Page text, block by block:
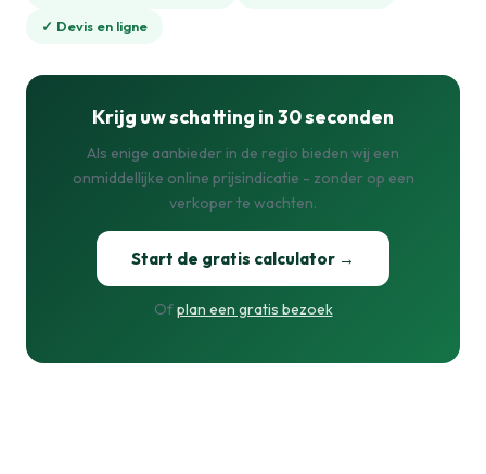
✓ Devis en ligne
Krijg uw schatting in 30 seconden
Als enige aanbieder in de regio bieden wij een
onmiddellijke online prijsindicatie - zonder op een
verkoper te wachten.
Start de gratis calculator →
Ofplan een gratis bezoek